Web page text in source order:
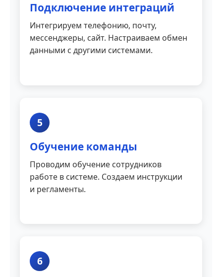
Подключение интеграций
Интегрируем телефонию, почту,
мессенджеры, сайт. Настраиваем обмен
данными с другими системами.
5
Обучение команды
Проводим обучение сотрудников
работе в системе. Создаем инструкции
и регламенты.
6